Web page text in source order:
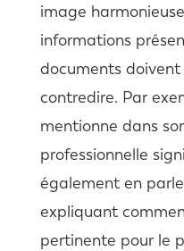
image
informations
documents
contredire. Par
mentionne dans
professionnelle
également en
expliquant
pertinente pour le